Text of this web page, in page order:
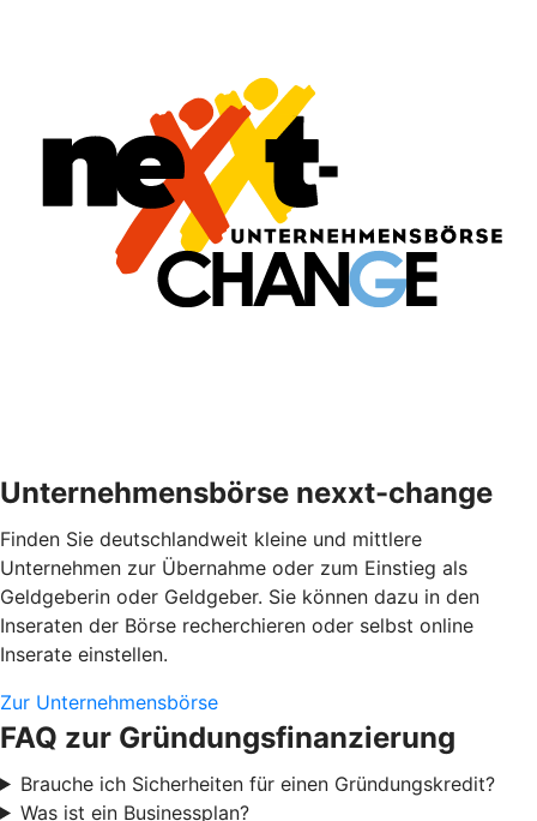
Unternehmensbörse nexxt-change
Finden Sie deutschlandweit kleine und mittlere
Unternehmen zur Übernahme oder zum Einstieg als
Geldgeberin oder Geldgeber. Sie können dazu in den
Inseraten der Börse recherchieren oder selbst online
Inserate einstellen.
Zur Unternehmensbörse
FAQ zur Gründungsfinanzierung
Brauche ich Sicherheiten für einen Gründungskredit?
Was ist ein Businessplan?